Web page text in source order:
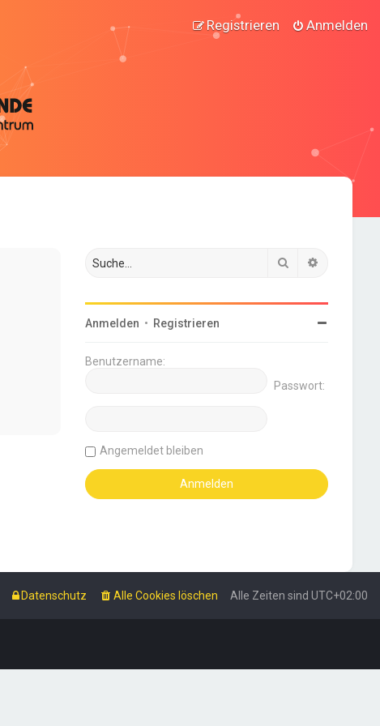
Anmelden
Registrieren
Suche
Anmelden • Registrieren
Benutzername:
Passwort:
Angemeldet bleiben
Alle Zeiten sind UTC+02:00
Alle Cookies löschen
Datenschutz